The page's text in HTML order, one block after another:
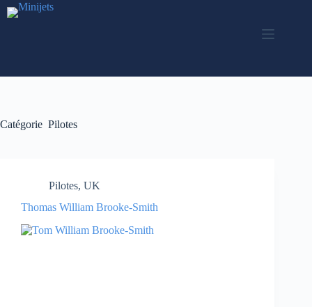
Passer
au
Catégorie Pilotes
Pilotes, UK
Thomas William Brooke-Smith